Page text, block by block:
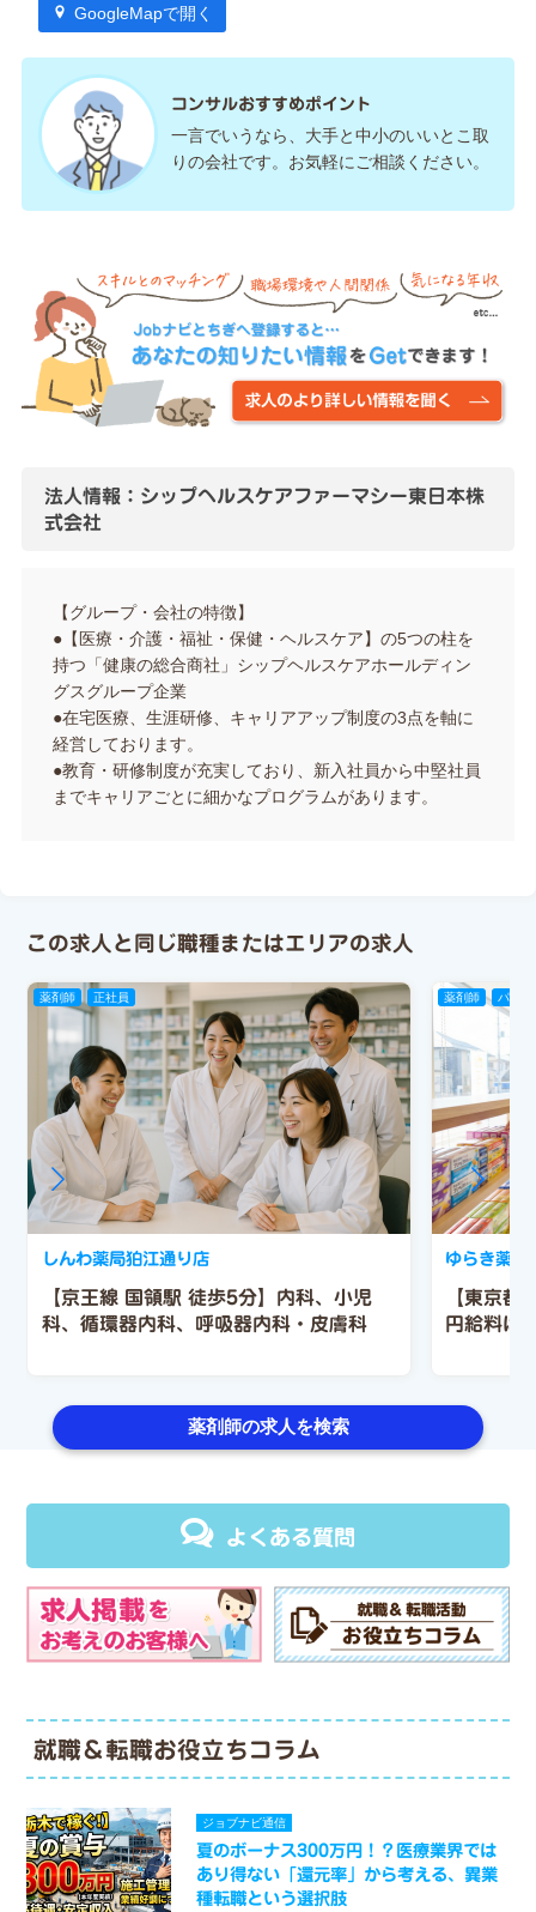
GoogleMapで開く
コンサルおすすめポイント
一言でいうなら、大手と中小のいいとこ取
りの会社です。お気軽にご相談ください。
法人情報：シップヘルスケアファーマシー東日本株
式会社
【グループ・会社の特徴】
●【医療・介護・福祉・保健・ヘルスケア】の5つの柱を
持つ「健康の総合商社」シップヘルスケアホールディン
グスグループ企業
●在宅医療、生涯研修、キャリアアップ制度の3点を軸に
経営しております。
●教育・研修制度が充実しており、新入社員から中堅社員
までキャリアごとに細かなプログラムがあります。
この求人と同じ職種またはエリアの求人
薬剤師 正社員
【京王線 国領駅 徒歩5分】内科、小児
科、循環器内科、呼吸器内科・皮膚科
しんわ薬局狛江通り店
薬剤師 パート
【東京
円給料は
ゆらき薬
薬剤師の求人を検索
よくある質問
就職＆転職お役立ちコラム
ジョブナビ通信
夏のボーナス300万円！？医療業界では
あり得ない「還元率」から考える、異業
種転職という選択肢